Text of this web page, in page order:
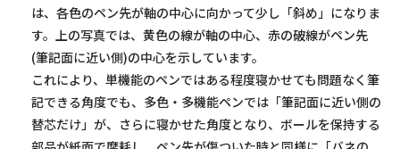
は、各色のペン先が軸の中心に向かって少し「斜め」になりま
す。上の写真では、黄色の線が軸の中心、赤の破線がペン先
(筆記面に近い側)の中心を示しています。
これにより、単機能のペンではある程度寝かせても問題なく筆
記できる角度でも、多色・多機能ペンでは「筆記面に近い側の
替芯だけ」が、さらに寝かせた角度となり、ボールを保持する